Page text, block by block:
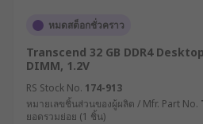
หมดสต็อกชั่วคราว
Transcend 32 GB DDR4
DIMM, 1.2V
RS Stock No. 174-913
หมายเลขชิ้นส่วนของผู้ผลิต / Mfr. Part No.
ยอดรวมย่อย (1 ชิ้น)